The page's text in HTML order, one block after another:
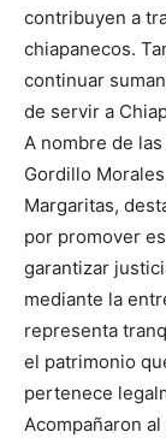
contribuyen a
chiapanecos.
continuar
de servir a
A nombre de
Gordillo
Margaritas,
por promover
garantizar
mediante la
representa
el patrimonio
pertenece
Acompañaron